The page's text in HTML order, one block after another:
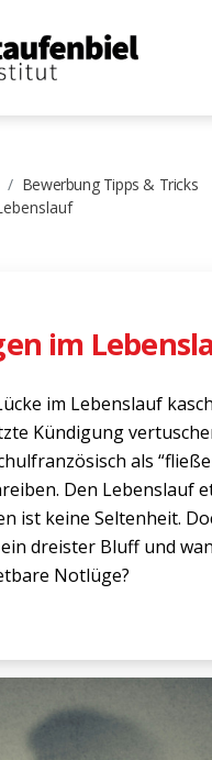
Bewerbung Tipps & Tricks
im
im Lebenslauf
Kündigung
als
Den Lebenslauf
ist keine Seltenheit.
dreister Bluff und
Notlüge?